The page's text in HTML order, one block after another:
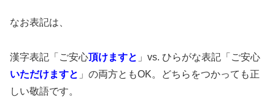
なお表記は、
漢字表記「ご安心頂けますと 」vs. ひらがな表記「ご安心
いただけますと 」の両方ともOK。どちらをつかっても正
しい敬語です。